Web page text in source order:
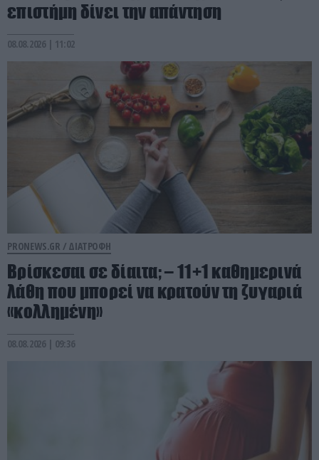
επιστήμη δίνει την απάντηση
08.08.2026 | 11:02
PRONEWS.GR / ΔΙΑΤΡΟΦΗ
Βρίσκεσαι σε δίαιτα; – 11+1 καθημερινά
λάθη που μπορεί να κρατούν τη ζυγαριά
«κολλημένη»
08.08.2026 | 09:36